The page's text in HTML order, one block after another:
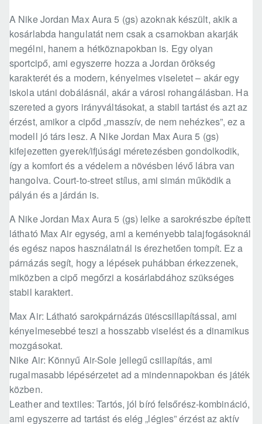
A Nike Jordan Max Aura 5 (gs) azoknak készült, akik a
kosárlabda hangulatát nem csak a csarnokban akarják
megélni, hanem a hétköznapokban is. Egy olyan
sportcipő, ami egyszerre hozza a Jordan örökség
karakterét és a modern, kényelmes viseletet – akár egy
iskola utáni dobálásnál, akár a városi rohangálásban. Ha
szereted a gyors irányváltásokat, a stabil tartást és azt az
érzést, amikor a cipőd „masszív, de nem nehézkes”, ez a
modell jó társ lesz. A Nike Jordan Max Aura 5 (gs)
kifejezetten gyerek/ifjúsági méretezésben gondolkodik,
így a komfort és a védelem a növésben lévő lábra van
hangolva. Court-to-street stílus, ami simán működik a
pályán és a járdán is.
A Nike Jordan Max Aura 5 (gs) lelke a sarokrészbe épített
látható Max Air egység, ami a keményebb talajfogásoknál
és egész napos használatnál is érezhetően tompít. Ez a
párnázás segít, hogy a lépések puhábban érkezzenek,
miközben a cipő megőrzi a kosárlabdához szükséges
stabil karaktert.
Max Air: Látható sarokpárnázás ütéscsillapítással, ami
kényelmesebbé teszi a hosszabb viselést és a dinamikus
mozgásokat.
Nike Air: Könnyű Air-Sole jellegű csillapítás, ami
rugalmasabb lépésérzetet ad a mindennapokban és játék
közben.
Leather and textiles: Tartós, jól bíró felsőrész-kombináció,
ami egyszerre ad tartást és elég „légies” érzést az aktív